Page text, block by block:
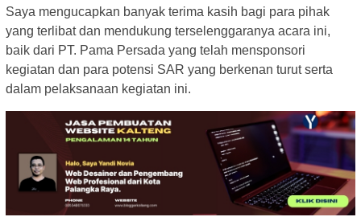
Saya mengucapkan banyak terima kasih bagi para pihak
yang terlibat dan mendukung terselenggaranya acara ini,
baik dari PT. Pama Persada yang telah mensponsori
kegiatan dan para potensi SAR yang berkenan turut serta
dalam pelaksanaan kegiatan ini.